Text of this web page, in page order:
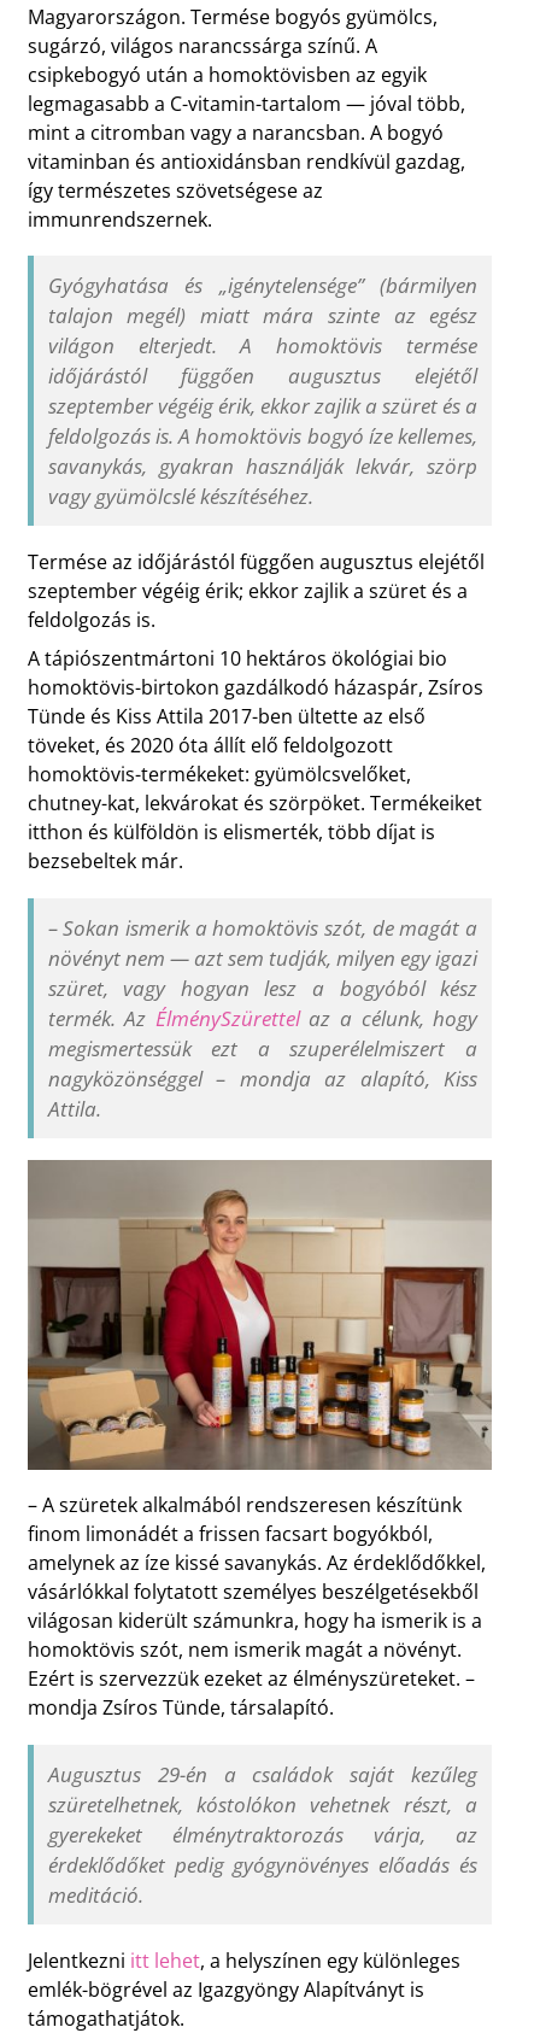
Magyarországon. Termése bogyós gyümölcs,
sugárzó, világos narancssárga színű. A
csipkebogyó után a homoktövisben az egyik
legmagasabb a C-vitamin-tartalom — jóval több,
mint a citromban vagy a narancsban. A bogyó
vitaminban és antioxidánsban rendkívül gazdag,
így természetes szövetségese az
immunrendszernek.
Gyógyhatása és „igénytelensége” (bármilyen
talajon megél) miatt mára szinte az egész
világon elterjedt. A homoktövis termése
időjárástól függően augusztus elejétől
szeptember végéig érik, ekkor zajlik a szüret és a
feldolgozás is. A homoktövis bogyó íze kellemes,
savanykás, gyakran használják lekvár, szörp
vagy gyümölcslé készítéséhez.
Termése az időjárástól függően augusztus elejétől
szeptember végéig érik; ekkor zajlik a szüret és a
feldolgozás is.
A tápiószentmártoni 10 hektáros ökológiai bio
homoktövis-birtokon gazdálkodó házaspár, Zsíros
Tünde és Kiss Attila 2017-ben ültette az első
töveket, és 2020 óta állít elő feldolgozott
homoktövis-termékeket: gyümölcsvelőket,
chutney-kat, lekvárokat és szörpöket. Termékeiket
itthon és külföldön is elismerték, több díjat is
bezsebeltek már.
–Sokan ismerik a homoktövis szót, de magát a
növényt nem — azt sem tudják, milyen egy igazi
szüret, vagy hogyan lesz a bogyóból kész
termék. Az ÉlménySzürettelaz a célunk, hogy
megismertessük ezt a szuperélelmiszert a
nagyközönséggel– mondja az alapító, Kiss
Attila.
– A szüretek alkalmából rendszeresen készítünk
finom limonádét a frissen facsart bogyókból,
amelynek az íze kissé savanykás. Az érdeklődőkkel,
vásárlókkal folytatott személyes beszélgetésekből
világosan kiderült számunkra, hogy ha ismerik is a
homoktövis szót, nem ismerik magát a növényt.
Ezért is szervezzük ezeket az élményszüreteket. –
mondja Zsíros Tünde, társalapító.
Augusztus 29-én a családok saját kezűleg
szüretelhetnek, kóstolókon vehetnek részt, a
gyerekeket élménytraktorozás várja, az
érdeklődőket pedig gyógynövényes előadás és
meditáció.
Jelentkezni itt lehet, a helyszínen egy különleges
emlék-bögrével az Igazgyöngy Alapítványt is
támogathatjátok.